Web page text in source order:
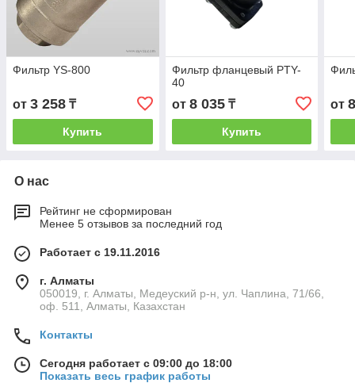
Фильтр YS-800
от 3 258 ₸
Купить
Фильтр фланцевый PTY-
40
от 8 035₸
Купить
от
О нас
Рейтинг не сформирован
Менее 5 отзывов за последний год
Работает с 19.11.2016
г. Алматы
050019, г. Алматы, Медеуский р-н, ул. Чаплина, 71/66,
оф. 511, Алматы, Казахстан
Контакты
Сегодня работает с 09:00 до 18:00
Показать весь график работы